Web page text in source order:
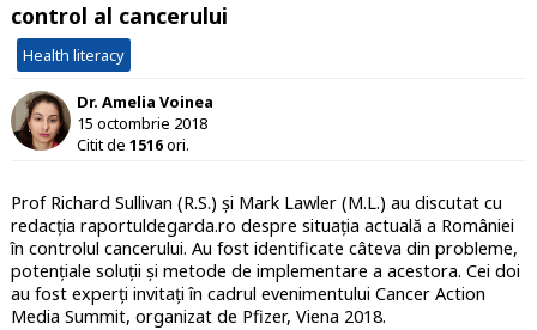
control al cancerului
Health literacy
Dr. Amelia Voinea
15 octombrie 2018
Citit de 1516ori.
Prof Richard Sullivan (R.S.) și Mark Lawler (M.L.) au discutat cu
redacția raportuldegarda.ro despre situația actuală a României
în controlul cancerului. Au fost identificate câteva din probleme,
potențiale soluții și metode de implementare a acestora. Cei doi
au fost experți invitați în cadrul evenimentului Cancer Action
Media Summit, organizat de Pfizer, Viena 2018.